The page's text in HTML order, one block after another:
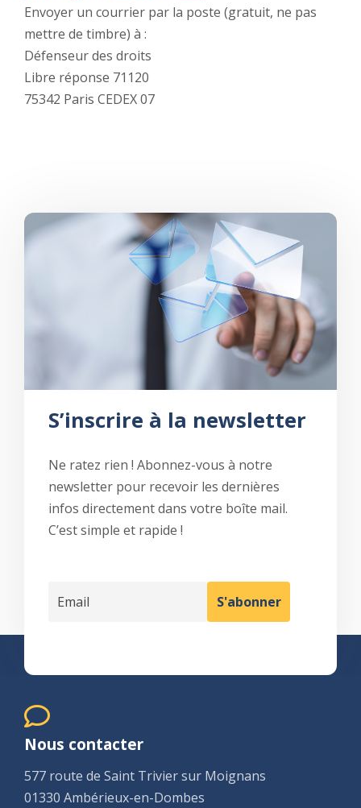
Envoyer un courrier par la poste (gratuit, ne pas
mettre de timbre) à :
Défenseur des droits
Libre réponse 71120
75342 Paris CEDEX 07
S’inscrire à la newsletter
Ne ratez rien ! Abonnez-vous à notre
newsletter pour recevoir les dernières
infos directement dans votre boîte mail.
C’est simple et rapide !
Nous contacter
577 route de Saint Trivier sur Moignans
01330 Ambérieux-en-Dombes